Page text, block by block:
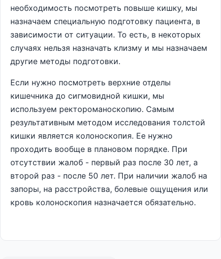
необходимость посмотреть повыше кишку, мы
назначаем специальную подготовку пациента, в
зависимости от ситуации. То есть, в некоторых
случаях нельзя назначать клизму и мы назначаем
другие методы подготовки.
Если нужно посмотреть верхние отделы
кишечника до сигмовидной кишки, мы
используем ректороманоскопию. Самым
результативным методом исследования толстой
кишки является колоноскопия. Ее нужно
проходить вообще в плановом порядке. При
отсутствии жалоб - первый раз после 30 лет, а
второй раз - после 50 лет. При наличии жалоб на
запоры, на расстройства, болевые ощущения или
кровь колоноскопия назначается обязательно.